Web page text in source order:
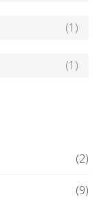
(1)
(1)
(2)
(9)